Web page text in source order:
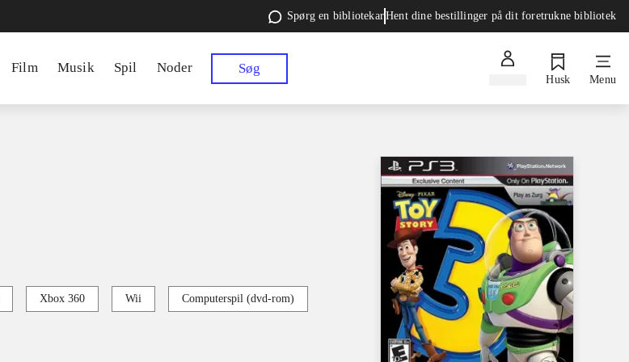
Spørg en bibliotekarHent dine bestillinger på dit foretrukne bibliotek
Film Musik Spil Noder Søg
Husk Menu
Xbox 360 Wii Computerspil (dvd-rom)